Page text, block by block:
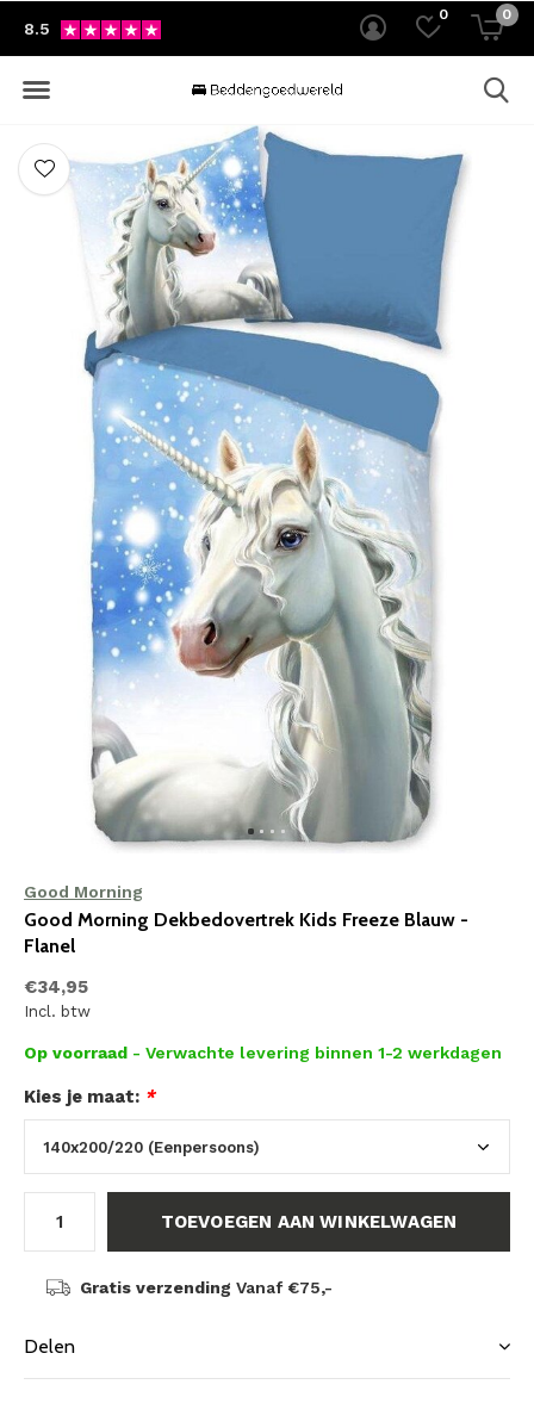
0 0
8.5
Good Morning
Good Morning Dekbedovertrek Kids Freeze Blauw -
Flanel
€34,95
Incl. btw
Op voorraad - Verwachte levering binnen 1-2 werkdagen
Kies je maat: *
TOEVOEGEN AAN WINKELWAGEN
Gratis verzending Vanaf €75,-
Delen